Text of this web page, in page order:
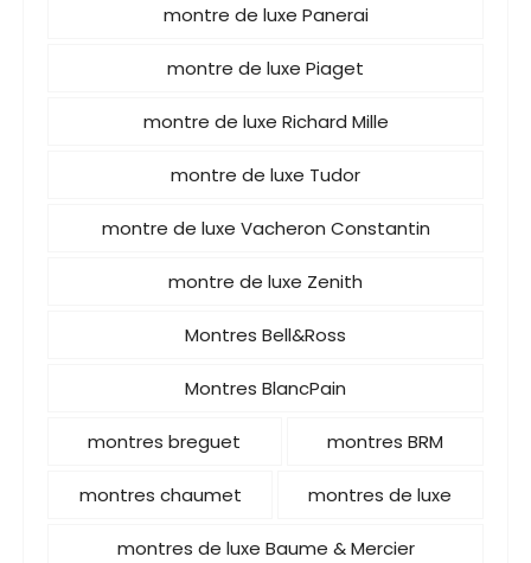
montre de luxe Panerai
montre de luxe Piaget
montre de luxe Richard Mille
montre de luxe Tudor
montre de luxe Vacheron Constantin
montre de luxe Zenith
Montres Bell&Ross
Montres BlancPain
montres breguet montres BRM
montres chaumet montres de luxe
montres de luxe Baume & Mercier